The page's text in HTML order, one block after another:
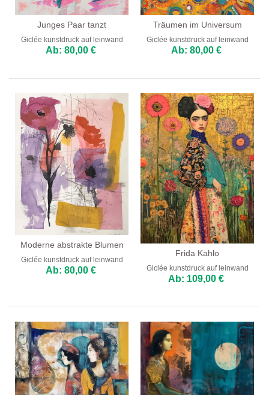
Junges Paar tanzt
Giclée kunstdruck auf leinwand
Ab: 80,00 €
Träumen im Universum
Giclée kunstdruck auf leinwand
Ab: 80,00 €
Moderne abstrakte Blumen
Giclée kunstdruck auf leinwand
Ab: 80,00 €
Frida Kahlo
Giclée kunstdruck auf leinwand
Ab: 109,00 €